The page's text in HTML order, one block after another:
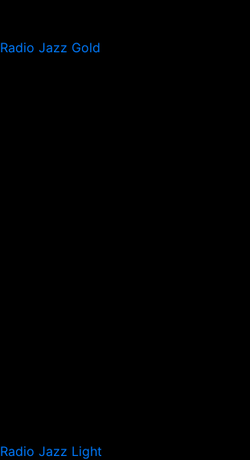
Radio Jazz Gold
Radio Jazz Light